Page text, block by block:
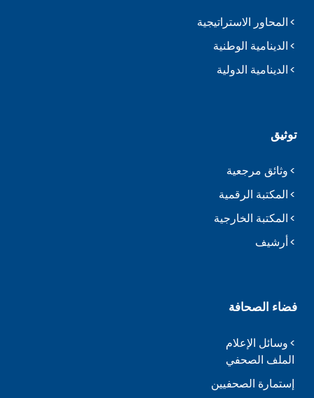
المحاور الاستراتيجية
الدينامية الوطنية
الدينامية الدولية
توثيق
وثائق مرجعية
المكتبة الرقمية
المكتبة الخارجية
أرشيف
فضاء الصحافة
وسائل الإعلام
الملف الصحفي
إستمارة الصحفيين